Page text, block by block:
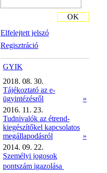
Elfelejtett jelszó
Regisztráció
OK
GYIK
2018. 08. 30.
Tájékoztató az e-
ügyintézésről
»
2016. 11. 23.
Tudnivalók az étrend-
kiegészítőkel kapcsolatos
megállapodásról
»
2014. 09. 22.
Személyi jogosok
pontszám igazolása 